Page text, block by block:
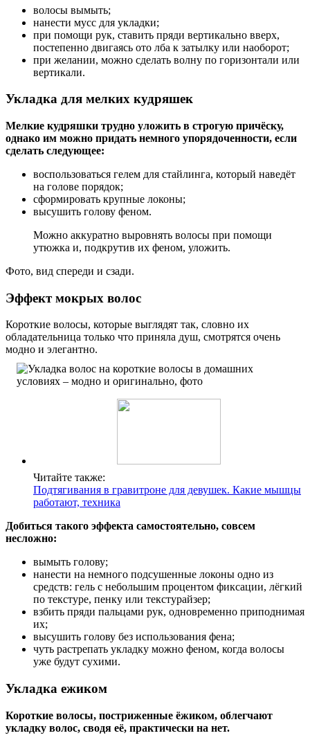
волосы вымыть;
нанести мусс для укладки;
при помощи рук, ставить пряди вертикально вверх,
постепенно двигаясь ото лба к затылку или наоборот;
при желании, можно сделать волну по горизонтали или
вертикали.
Укладка для мелких кудряшек
Мелкие кудряшки трудно уложить в строгую причёску,
однако им можно придать немного упорядоченности, если
сделать следующее:
воспользоваться гелем для стайлинга, который наведёт
на голове порядок;
сформировать крупные локоны;
высушить голову феном.
Можно аккуратно выровнять волосы при помощи
утюжка и, подкрутив их феном, уложить.
Фото, вид спереди и сзади.
Эффект мокрых волос
Короткие волосы, которые выглядят так, словно их
обладательница только что приняла душ, смотрятся очень
модно и элегантно.
Читайте также:
Подтягивания в гравитроне для девушек. Какие мышцы
работают, техника
Добиться такого эффекта самостоятельно, совсем
несложно:
вымыть голову;
нанести на немного подсушенные локоны одно из
средств: гель с небольшим процентом фиксации, лёгкий
по текстуре, пенку или текстурайзер;
взбить пряди пальцами рук, одновременно приподнимая
их;
высушить голову без использования фена;
чуть растрепать укладку можно феном, когда волосы
уже будут сухими.
Укладка ежиком
Короткие волосы, постриженные ёжиком, облегчают
укладку волос, сводя её, практически на нет.